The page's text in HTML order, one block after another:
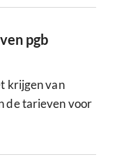
pgb
krijgen van
de tarieven voor